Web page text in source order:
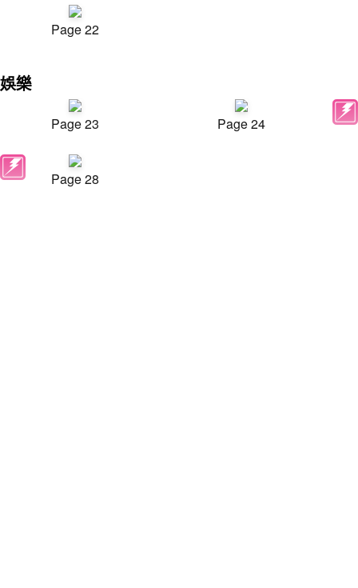
Page 22
娛樂
Page 23 Page 24
Page 28